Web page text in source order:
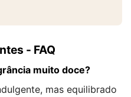
- FAQ
muito doce?
mas equilibrado